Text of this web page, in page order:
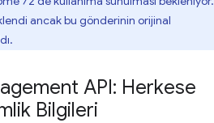
ancak bu gönderinin orijinal
API: Herkese
Bilgileri